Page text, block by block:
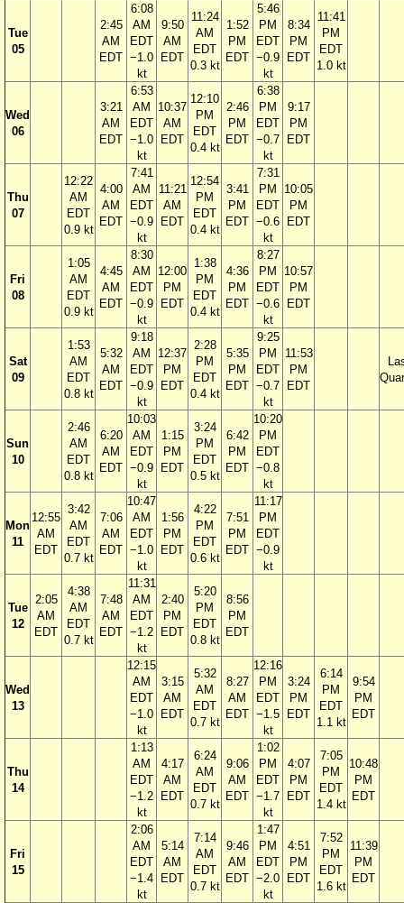
Tue
05
2:45
AM
EDT
6:08
AM
EDT
−1.0
kt
9:50
AM
EDT
11:24
AM
EDT
0.3 kt
1:52
PM
EDT
5:46
PM
EDT
−0.9
kt
8:34
PM
EDT
11:41
PM
EDT
1.0 kt
Wed
06
3:21
AM
EDT
6:53
AM
EDT
−1.0
kt
10:37
AM
EDT
12:10
PM
EDT
0.4 kt
2:46
PM
EDT
6:38
PM
EDT
−0.7
kt
9:17
PM
EDT
Thu
07
12:22
AM
EDT
0.9 kt
4:00
AM
EDT
7:41
AM
EDT
−0.9
kt
11:21
AM
EDT
12:54
PM
EDT
0.4 kt
3:41
PM
EDT
7:31
PM
EDT
−0.6
kt
10:05
PM
EDT
Fri
08
1:05
AM
EDT
0.9 kt
4:45
AM
EDT
8:30
AM
EDT
−0.9
kt
12:00
PM
EDT
1:38
PM
EDT
0.4 kt
4:36
PM
EDT
8:27
PM
EDT
−0.6
kt
10:57
PM
EDT
Sat
09
1:53
AM
EDT
0.8 kt
5:32
AM
EDT
9:18
AM
EDT
−0.9
kt
12:37
PM
EDT
2:28
PM
EDT
0.4 kt
5:35
PM
EDT
9:25
PM
EDT
−0.7
kt
11:53
PM
EDT
Sun
10
2:46
AM
EDT
0.8 kt
6:20
AM
EDT
10:03
AM
EDT
−0.9
kt
1:15
PM
EDT
3:24
PM
EDT
0.5 kt
6:42
PM
EDT
10:20
PM
EDT
−0.8
kt
Mon
11
12:55
AM
EDT
3:42
AM
EDT
0.7 kt
7:06
AM
EDT
10:47
AM
EDT
−1.0
kt
1:56
PM
EDT
4:22
PM
EDT
0.6 kt
7:51
PM
EDT
11:17
PM
EDT
−0.9
kt
Tue
12
2:05
AM
EDT
4:38
AM
EDT
0.7 kt
7:48
AM
EDT
11:31
AM
EDT
−1.2
kt
2:40
PM
EDT
5:20
PM
EDT
0.8 kt
8:56
PM
EDT
Wed
13
12:15
AM
EDT
−1.0
kt
3:15
AM
EDT
5:32
AM
EDT
0.7 kt
8:27
AM
EDT
12:16
PM
EDT
−1.5
kt
3:24
PM
EDT
6:14
PM
EDT
1.1 kt
9:54
PM
EDT
Thu
14
1:13
AM
EDT
−1.2
kt
4:17
AM
EDT
6:24
AM
EDT
0.7 kt
9:06
AM
EDT
1:02
PM
EDT
−1.7
kt
4:07
PM
EDT
7:05
PM
EDT
1.4 kt
10:48
PM
EDT
Fri
15
2:06
AM
EDT
−1.4
kt
5:14
AM
EDT
7:14
AM
EDT
0.7 kt
9:46
AM
EDT
1:47
PM
EDT
−2.0
kt
4:51
PM
EDT
7:52
PM
EDT
1.6 kt
11:39
PM
EDT